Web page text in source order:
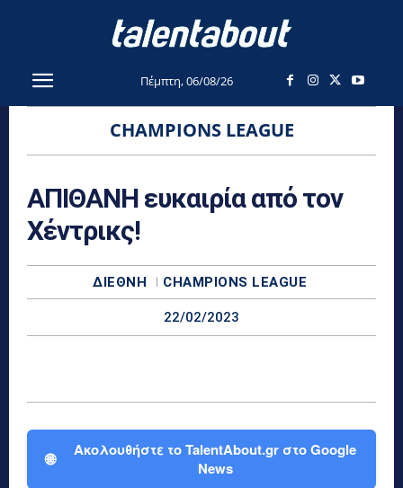
Πέμπτη, 06/08/26
CHAMPIONS LEAGUE
ΑΠΙΘΑΝΗ ευκαιρία από τον
Χέντρικς!
ΔΙΕΘΝΉ CHAMPIONS LEAGUE
22/02/2023
🌐
Ακολουθήστε το TalentAbout.gr στο Google
News